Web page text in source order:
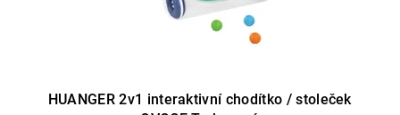
HUANGER 2v1 interaktivní chodítko / stoleček